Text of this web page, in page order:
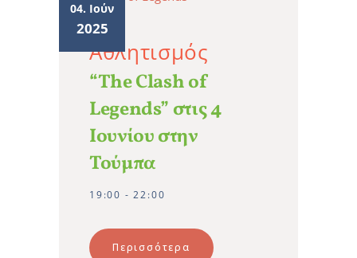
04. Ιούν
2025
Αθλητισμός
“The Clash of
Legends” στις 4
Ιουνίου στην
Τούμπα
19:00 - 22:00
Περισσότερα